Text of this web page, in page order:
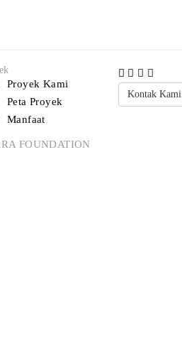
Proyek Kami
Peta Proyek
Manfaat
Kontak Kami
FOUNDATION